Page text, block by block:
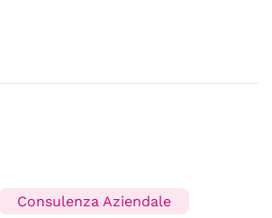
Consulenza Aziendale